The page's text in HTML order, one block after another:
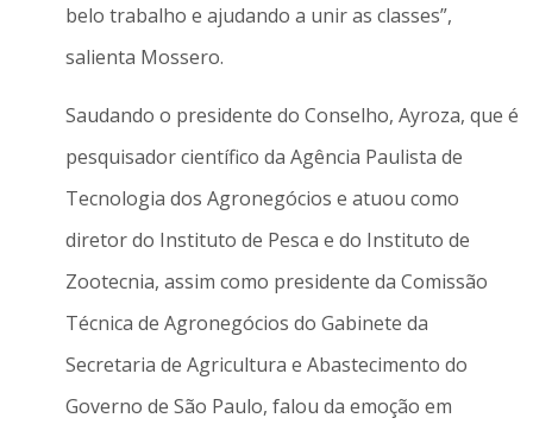
belo trabalho e ajudando a unir as classes”,
salienta Mossero.
Saudando o presidente do Conselho, Ayroza, que é
pesquisador científico da Agência Paulista de
Tecnologia dos Agronegócios e atuou como
diretor do Instituto de Pesca e do Instituto de
Zootecnia, assim como presidente da Comissão
Técnica de Agronegócios do Gabinete da
Secretaria de Agricultura e Abastecimento do
Governo de São Paulo, falou da emoção em